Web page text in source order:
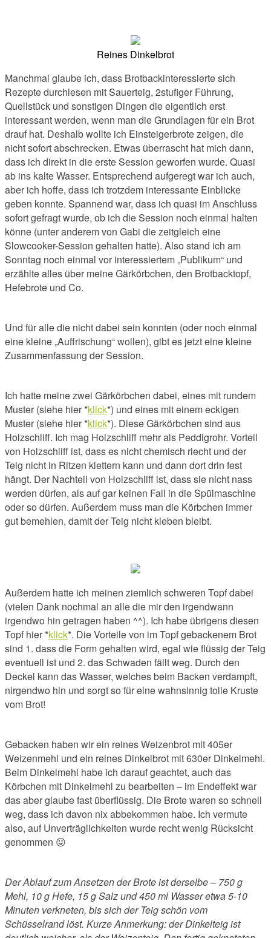
Reines Dinkelbrot
Manchmal glaube ich, dass Brotbackinteressierte sich
Rezepte durchlesen mit Sauerteig, 2stufiger Führung,
Quellstück und sonstigen Dingen die eigentlich erst
interessant werden, wenn man die Grundlagen für ein Brot
drauf hat. Deshalb wollte ich Einsteigerbrote zeigen, die
nicht sofort abschrecken. Etwas überrascht hat mich dann,
dass ich direkt in die erste Session geworfen wurde. Quasi
ab ins kalte Wasser. Entsprechend aufgeregt war ich auch,
aber ich hoffe, dass ich trotzdem interessante Einblicke
geben konnte. Spannend war, dass ich quasi im Anschluss
sofort gefragt wurde, ob ich die Session noch einmal halten
könne (unter anderem von Gabi die zeitgleich eine
Slowcooker-Session gehalten hatte). Also stand ich am
Sonntag noch einmal vor interessiertem „Publikum“ und
erzählte alles über meine Gärkörbchen, den Brotbacktopf,
Hefebrote und Co.
Und für alle die nicht dabei sein konnten (oder noch einmal
eine kleine „Auffrischung“ wollen), gibt es jetzt eine kleine
Zusammenfassung der Session.
Ich hatte meine zwei Gärkörbchen dabei, eines mit rundem
Muster (siehe hier *klick*) und eines mit einem eckigen
Muster (siehe hier *klick*). Diese Gärkörbchen sind aus
Holzschliff. Ich mag Holzschliff mehr als Peddigrohr. Vorteil
von Holzschliff ist, dass es nicht chemisch riecht und der
Teig nicht in Ritzen klettern kann und dann dort drin fest
hängt. Der Nachteil von Holzschliff ist, dass sie nicht nass
werden dürfen, als auf gar keinen Fall in die Spülmaschine
oder so dürfen. Außerdem muss man die Körbchen immer
gut bemehlen, damit der Teig nicht kleben bleibt.
Außerdem hatte ich meinen ziemlich schweren Topf dabei
(vielen Dank nochmal an alle die mir den irgendwann
irgendwo hin getragen haben ^^). Ich habe übrigens diesen
Topf hier *klick*. Die Vorteile von im Topf gebackenem Brot
sind 1. dass die Form gehalten wird, egal wie flüssig der Teig
eventuell ist und 2. das Schwaden fällt weg. Durch den
Deckel kann das Wasser, welches beim Backen verdampft,
nirgendwo hin und sorgt so für eine wahnsinnig tolle Kruste
vom Brot!
Gebacken haben wir ein reines Weizenbrot mit 405er
Weizenmehl und ein reines Dinkelbrot mit 630er Dinkelmehl.
Beim Dinkelmehl habe ich darauf geachtet, auch das
Körbchen mit Dinkelmehl zu bearbeiten – im Endeffekt war
das aber glaube fast überflüssig. Die Brote waren so schnell
weg, dass ich davon nix abbekommen habe. Ich vermute
also, auf Unverträglichkeiten wurde recht wenig Rücksicht
genommen 😛
Der Ablauf zum Ansetzen der Brote ist derselbe – 750 g
Mehl, 10 g Hefe, 15 g Salz und 450 ml Wasser etwa 5-10
Minuten verkneten, bis sich der Teig schön vom
Schüsselrand löst. Kurze Anmerkung: der Dinkelteig ist